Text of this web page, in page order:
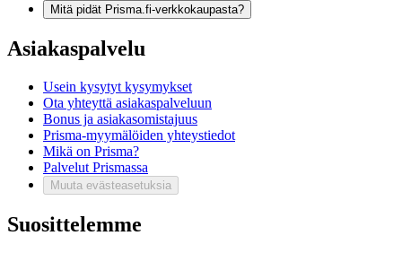
Mitä pidät Prisma.fi-verkkokaupasta?
Asiakaspalvelu
Usein kysytyt kysymykset
Ota yhteyttä asiakaspalveluun
Bonus ja asiakasomistajuus
Prisma-myymälöiden yhteystiedot
Mikä on Prisma?
Palvelut Prismassa
Muuta evästeasetuksia
Suosittelemme